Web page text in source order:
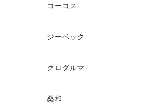
コーコス
ジーベック
クロダルマ
桑和